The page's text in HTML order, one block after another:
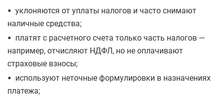
• уклоняются от уплаты налогов и часто снимают
наличные средства;
• платят с расчетного счета только часть налогов —
например, отчисляют НДФЛ, но не оплачивают
страховые взносы;
• используют неточные формулировки в назначениях
платежа;